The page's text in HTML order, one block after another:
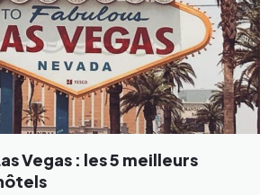
Vegas : les 5 meilleurs